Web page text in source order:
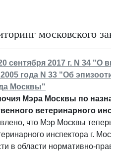
московского
сентября 2017 г. N 34 "О
года N 33 "Об
Москвы"
Мэра Москвы по
ветеринарного
что Мэр Москвы теперь
инспектора г.
в области нормативно-